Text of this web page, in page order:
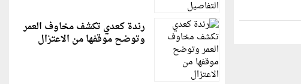
رندة كعدي تكشف مخاوف العمر
وتوضح موقفها من الاعتزال